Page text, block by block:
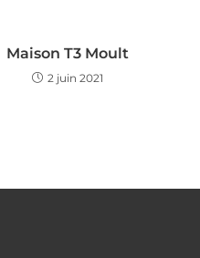
Maison T3 Moult
2 juin 2021